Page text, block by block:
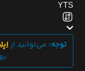
YTS
توجه: می‌توانید از